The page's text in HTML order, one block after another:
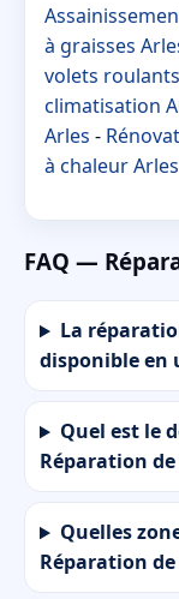
à graisses
volets
climatisation
Arles -
à chaleur Arles
FAQ —
La
disponible en
Quel est le
Réparation
Quelles
Réparation